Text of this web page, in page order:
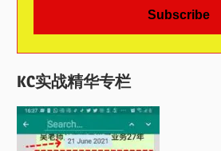
KC实战精华专栏